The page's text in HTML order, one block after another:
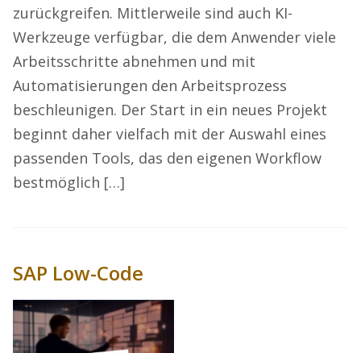
zurückgreifen. Mittlerweile sind auch KI-
Werkzeuge verfügbar, die dem Anwender viele
Arbeitsschritte abnehmen und mit
Automatisierungen den Arbeitsprozess
beschleunigen. Der Start in ein neues Projekt
beginnt daher vielfach mit der Auswahl eines
passenden Tools, das den eigenen Workflow
bestmöglich […]
SAP Low-Code